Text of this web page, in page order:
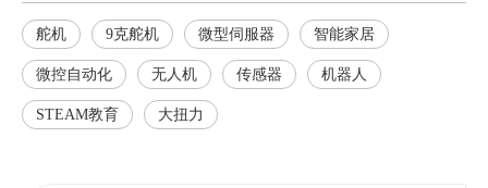
舵机 9克舵机 微型伺服器 智能家居
微控自动化 无人机 传感器 机器人
STEAM教育 大扭力